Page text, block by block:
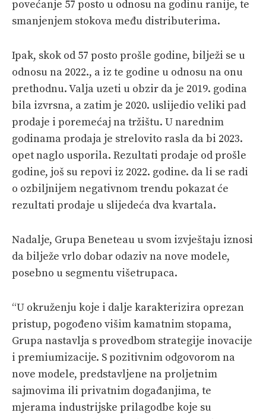
povećanje 57 posto u odnosu na godinu ranije, te
smanjenjem stokova među distributerima.
Ipak, skok od 57 posto prošle godine, bilježi se u
odnosu na 2022., a iz te godine u odnosu na onu
prethodnu. Valja uzeti u obzir da je 2019. godina
bila izvrsna, a zatim je 2020. uslijedio veliki pad
prodaje i poremećaj na tržištu. U narednim
godinama prodaja je strelovito rasla da bi 2023.
opet naglo usporila. Rezultati prodaje od prošle
godine, još su repovi iz 2022. godine. da li se radi
o ozbiljnijem negativnom trendu pokazat će
rezultati prodaje u slijedeća dva kvartala.
Nadalje, Grupa Beneteau u svom izvještaju iznosi
da bilježe vrlo dobar odaziv na nove modele,
posebno u segmentu višetrupaca.
“U okruženju koje i dalje karakterizira oprezan
pristup, pogođeno višim kamatnim stopama,
Grupa nastavlja s provedbom strategije inovacije
i premiumizacije. S pozitivnim odgovorom na
nove modele, predstavljene na proljetnim
sajmovima ili privatnim događanjima, te
mjerama industrijske prilagodbe koje su